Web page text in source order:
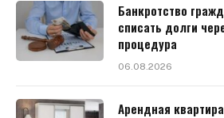
Банкротство
списать долги
процедура
06.08.2026
Арендная